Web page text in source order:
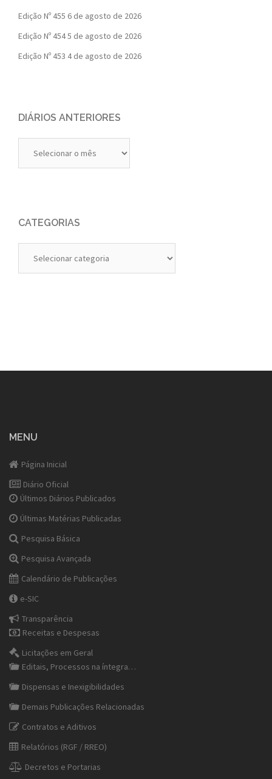
Edição Nº 455 6 de agosto de 2026
Edição Nº 4545 de agosto de 2026
Edição Nº 453 4 de agosto de 2026
DIÁRIOS ANTERIORES
Anteriores
CATEGORIAS
MENU
Página Inicial
Diário Oficial
Últimos Diários Publicados
Últimas Matérias Publicadas
Pesquisa Básica
Pesquisa Avançada
Calendário de Publicações
e-SIC
Transparência
Receitas e Despesas
Licitações em Geral
Editais, Processos na íntegra…
Dispensas e Inexigibilidades
Demais Publicações Relacionadas
Contratos e Aditivos
Relatórios (RGF / RREO)
Decretos e Portarias